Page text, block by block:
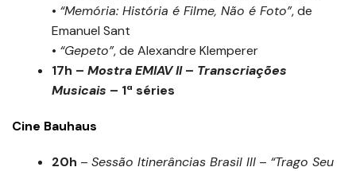
• “Memória: História é Filme, Não é Foto”, de
Emanuel Sant
• “Gepeto”, de Alexandre Klemperer
17h – Mostra EMIAV II– Transcriações
Musicais – 1ª séries
Cine Bauhaus
20h – Sessão Itinerâncias Brasil III – “Trago Seu